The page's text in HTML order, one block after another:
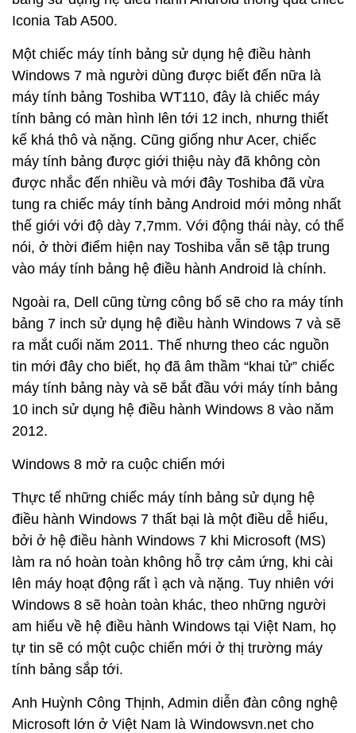
Iconia Tab A500.
Một chiếc máy tính bảng sử dụng hệ điều hành
Windows 7 mà người dùng được biết đến nữa là
máy tính bảng Toshiba WT110, đây là chiếc máy
tính bảng có màn hình lên tới 12 inch, nhưng thiết
kế khá thô và nặng. Cũng giống như Acer, chiếc
máy tính bảng được giới thiệu này đã không còn
được nhắc đến nhiều và mới đây Toshiba đã vừa
tung ra chiếc máy tính bảng Android mới mỏng nhất
thế giới với độ dày 7,7mm. Với động thái này, có thể
nói, ở thời điểm hiện nay Toshiba vẫn sẽ tập trung
vào máy tính bảng hệ điều hành Android là chính.
Ngoài ra, Dell cũng từng công bố sẽ cho ra máy tính
bảng 7 inch sử dụng hệ điều hành Windows 7 và sẽ
ra mắt cuối năm 2011. Thế nhưng theo các nguồn
tin mới đây cho biết, họ đã âm thầm “khai tử” chiếc
máy tính bảng này và sẽ bắt đầu với máy tính bảng
10 inch sử dụng hệ điều hành Windows 8 vào năm
2012.
Windows 8 mở ra cuộc chiến mới
Thực tế những chiếc máy tính bảng sử dụng hệ
điều hành Windows 7 thất bại là một điều dễ hiểu,
bởi ở hệ điều hành Windows 7 khi Microsoft (MS)
làm ra nó hoàn toàn không hỗ trợ cảm ứng, khi cài
lên máy hoạt động rất ì ạch và nặng. Tuy nhiên với
Windows 8 sẽ hoàn toàn khác, theo những người
am hiểu về hệ điều hành Windows tại Việt Nam, họ
tự tin sẽ có một cuộc chiến mới ở thị trường máy
tính bảng sắp tới.
Anh Huỳnh Công Thịnh, Admin diễn đàn công nghệ
Microsoft lớn ở Việt Nam là Windowsvn.net cho